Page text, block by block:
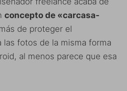
concepto de «carcasa-
de proteger el
las fotos de la misma forma
al menos parece que esa